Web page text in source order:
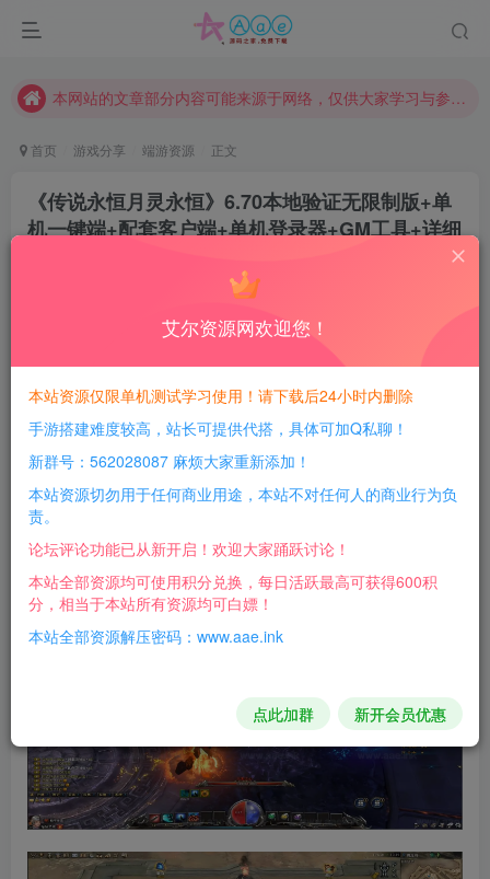
现在赞助会员享受专属折扣，详情点击此条公告。
本网站的文章部分内容可能来源于网络，仅供大家学习与参考，如有侵权，请联系站长QQ466107887进行删除处理。
首页 游戏分享 端游资源 正文
《传说永恒月灵永恒》6.70本地验证无限制版+单
机一键端+配套客户端+单机登录器+GM工具+详细
每日活跃最高可获得600积分！所有资源可以使用
积分免费兑换！
游戏介绍：
感觉还不错！
游戏截图：
艾尔资源网欢迎您！
本站资源仅限单机测试学习使用！请下载后24小时内删除
手游搭建难度较高，站长可提供代搭，具体可加Q私聊！
新群号：562028087 麻烦大家重新添加！
本站资源切勿用于任何商业用途，本站不对任何人的商业行为负
责。
论坛评论功能已从新开启！欢迎大家踊跃讨论！
本站全部资源均可使用积分兑换，每日活跃最高可获得600积
分，相当于本站所有资源均可白嫖！
本站全部资源解压密码：www.aae.ink
点此加群 新开会员优惠